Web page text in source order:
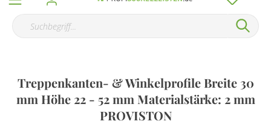
Treppenkanten- & Winkelprofile Breite 30
mm Höhe 22 - 52 mm Materialstärke: 2 mm
PROVISTON